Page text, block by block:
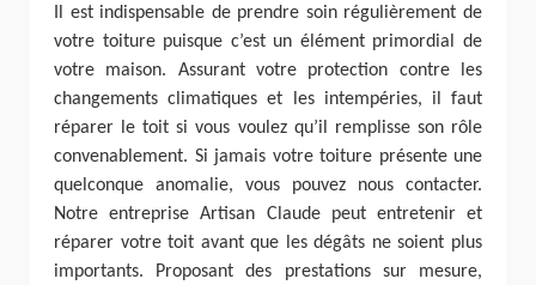
Il est indispensable de prendre soin régulièrement de
votre toiture puisque c’est un élément primordial de
votre maison. Assurant votre protection contre les
changements climatiques et les intempéries, il faut
réparer le toit si vous voulez qu’il remplisse son rôle
convenablement. Si jamais votre toiture présente une
quelconque anomalie, vous pouvez nous contacter.
Notre entreprise Artisan Claude peut entretenir et
réparer votre toit avant que les dégâts ne soient plus
importants. Proposant des prestations sur mesure,